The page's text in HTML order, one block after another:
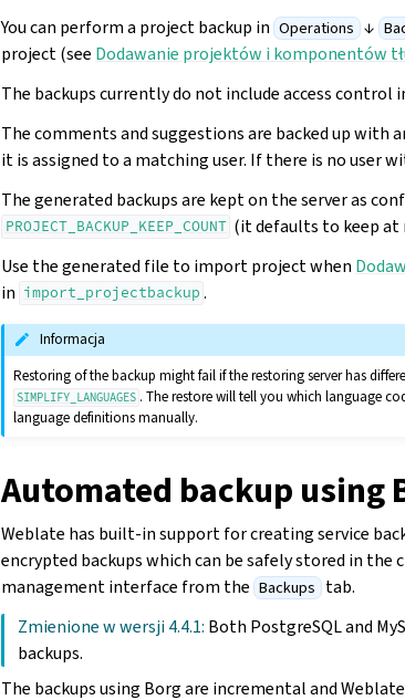
You can perform a project backup in Operations ↓
project (see Dodawanie projektów i komponentów
The backups currently do not include access control
The comments and suggestions are backed up with
it is assigned to a matching user. If there is no user
The generated backups are kept on the server as
PROJECT_BACKUP_KEEP_COUNT (it defaults to keep at
Use the generated file to import project when
in import_projectbackup .
Informacja
Restoring of the backup might fail if the restoring server has
SIMPLIFY_LANGUAGES . The restore will tell you which language
language definitions manually.
Automated backup using
Weblate has built-in support for creating service
encrypted backups which can be safely stored in the
management interface from the Backups tab.
Zmienione w wersji 4.4.1: Both PostgreSQL and
backups.
The backups using Borg are incremental and